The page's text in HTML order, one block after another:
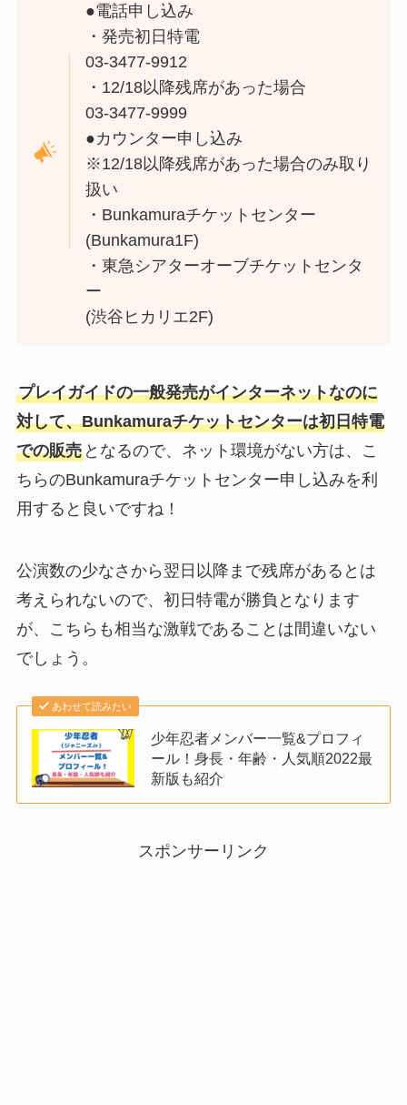
●電話申し込み
・発売初日特電
03-3477-9912
・12/18以降残席があった場合
03-3477-9999
●カウンター申し込み
※12/18以降残席があった場合のみ取り
扱い
・Bunkamuraチケットセンター
(Bunkamura1F)
・東急シアターオーブチケットセンタ
ー
(渋谷ヒカリエ2F)
プレイガイドの一般発売がインターネットなのに
対して、Bunkamuraチケットセンターは初日特電
での販売となるので、ネット環境がない方は、こ
ちらのBunkamuraチケットセンター申し込みを利
用すると良いですね！
公演数の少なさから翌日以降まで残席があるとは
考えられないので、初日特電が勝負となります
が、こちらも相当な激戦であることは間違いない
でしょう。
あわせて読みたい
少年忍者メンバー一覧&プロフィ
ール！身長・年齢・人気順2022最
新版も紹介
スポンサーリンク